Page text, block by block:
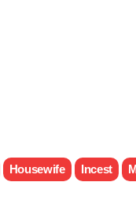
Housewife Incest